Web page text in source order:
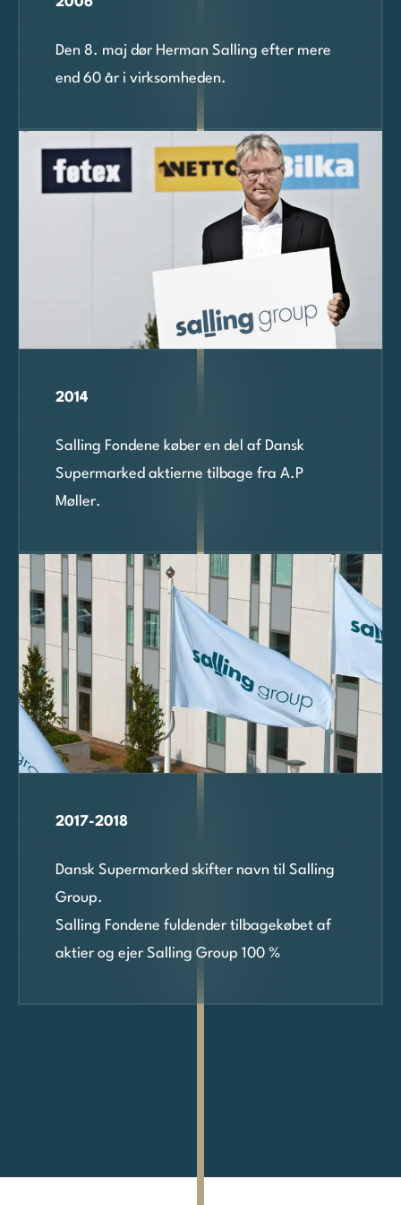
Den 8. maj dør Herman Salling efter mere
end 60 år i virksomheden.
2014
Salling Fondene køber en del af Dansk
Supermarked aktierne tilbage fra A.P
Møller.
2017-2018
Dansk Supermarked skifter navn til Salling
Group.
Salling Fondene fuldender tilbagekøbet af
aktier og ejer Salling Group 100 %